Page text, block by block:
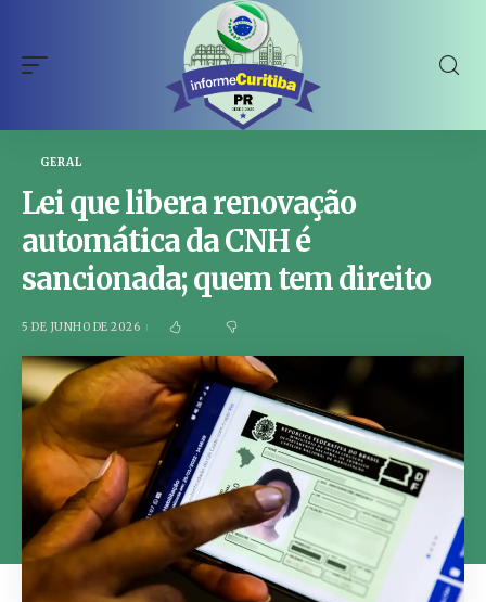
GERAL
Lei que libera renovação
automática da CNH é
sancionada; quem tem direito
5 DE JUNHO DE 2026